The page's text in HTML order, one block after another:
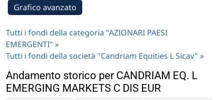
Grafico avanzato
Tutti i fondi della categoria "AZIONARI PAESI
EMERGENTI" »
Tutti i fondi della società "Candriam Equities L Sicav" »
Andamento storico per CANDRIAM EQ. L
EMERGING MARKETS C DIS EUR